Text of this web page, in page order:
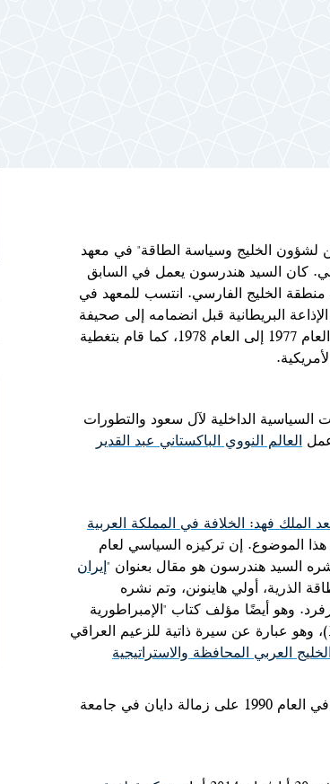
لشؤون الخليج وسياسة الطاقة" في معهد
كان السيد هندرسون يعمل في السابق
الخليج الفارسي. انتسب للمعهد في
مسيرته المهنية مع هيئة الإذاعة البريطانية قبل انضمامه إلى صحيفة
"فايننشال تايمز". تشمل خبرته العمل كمراسل أجنبي في باكستان في الفترة من العام 1977 إلى العام 1978، كما قام بتغطية
السياسية الداخلية لآل سعود والتطورات
العالم النووي الباكستاني عبد القدير
الملك فهد: الخلافة في المملكة العربية
حول هذا الموضوع. إن تركيزه السياسي لعام
السيد هندرسون هو مقال بعنوان "إيران
الذرية، أولي هاينونن، وتم نشره
وهو أيضًا مؤلف كتاب "الإمبراطورية
الفورية: طموح صدام حسين في ما يخص العراق (دار ميركوري هاوس، عام 1991)، وهو عبارة عن سيرة ذاتية للزعيم العراقي
العربي المحافظة والاستراتيجية
حصل السيد هندرسون في العام 1987 على منحة الزوار الدوليين الأمريكية، وحاز في العام 1990 على زمالة دايان في جامعة